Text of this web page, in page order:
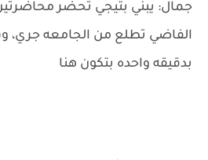
جمال: يبني بتيجي تحضر
الفاضي تطلع من الجامعه جري،
بدقيقه واحده بتكون هنا